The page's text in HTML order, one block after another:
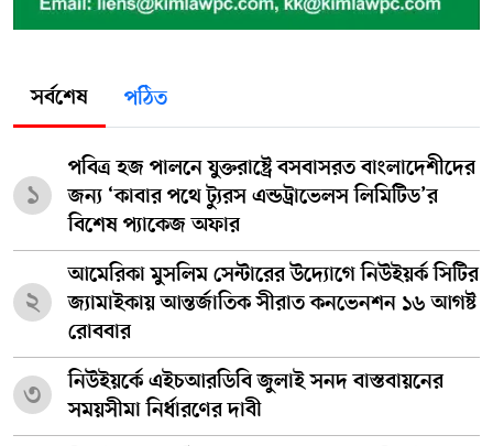
সর্বশেষ পঠিত
১
পবিত্র হজ পালনে যুক্তরাষ্ট্রে বসবাসরত বাংলাদেশীদের
জন্য ‘কাবার পথে ট্যুরস এন্ডট্রাভেলস লিমিটিড’র
বিশেষ প্যাকেজ অফার
২
আমেরিকা মুসলিম সেন্টারের উদ্যোগে নিউইয়র্ক সিটির
জ্যামাইকায় আন্তর্জাতিক সীরাত কনভেনশন ১৬ আগষ্ট
রোববার
৩
নিউইয়র্কে এইচআরডিবি জুলাই সনদ বাস্তবায়নের
সময়সীমা নির্ধারণের দাবী